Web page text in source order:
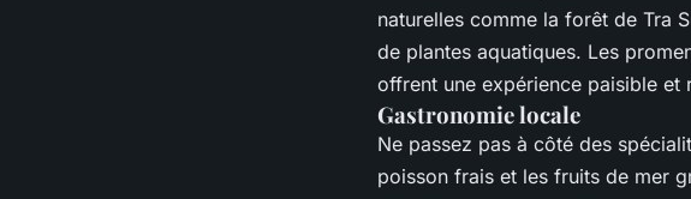
naturelles comme la forêt de Tra
de plantes aquatiques. Les
offrent une expérience paisible et
Gastronomie locale
Ne passez pas à côté des
poisson frais et les fruits de mer